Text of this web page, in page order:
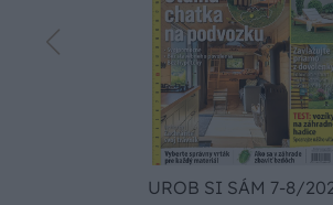
UROB SI SÁM 7-8/